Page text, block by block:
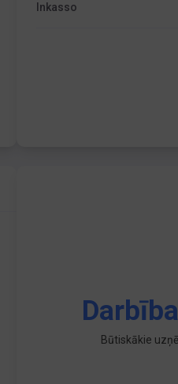
Inkasso
Būtiskākie